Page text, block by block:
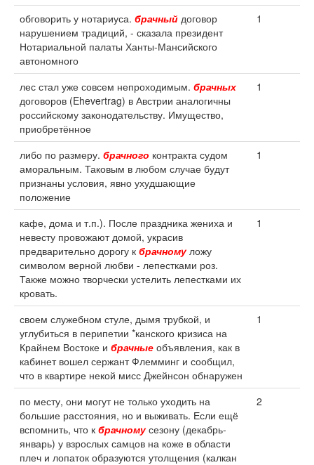
обговорить у нотариуса. брачный договор
нарушением традиций, - сказала президент
Нотариальной палаты Ханты-Мансийского
автономного
1
лес стал уже совсем непроходимым. брачных
договоров (Ehevertrag) в Австрии аналогичны
российскому законодательству. Имущество,
приобретённое
1
либо по размеру. брачного контракта судом
аморальным. Таковым в любом случае будут
признаны условия, явно ухудшающие
положение
1
кафе, дома и т.п.). После праздника жениха и
невесту провожают домой, украсив
предварительно дорогу к брачномуложу
символом верной любви - лепестками роз.
Также можно творчески устелить лепестками их
кровать.
1
своем служебном стуле, дымя трубкой, и
углубиться в перипетии *канского кризиса на
Крайнем Востоке и брачные объявления, как в
кабинет вошел сержант Флемминг и сообщил,
что в квартире некой мисс Джейнсон обнаружен
1
по месту, они могут не только уходить на
большие расстояния, но и выживать. Если ещё
вспомнить, что к брачномусезону (декабрь-
январь) у взрослых самцов на коже в области
плеч и лопаток образуются утолщения (калкан
2